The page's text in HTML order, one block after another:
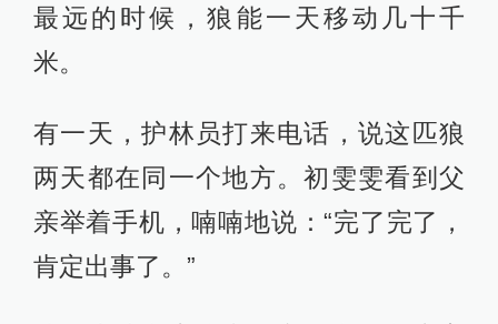
一只健壮的母狼。他们小心翼翼地为
它打了麻醉针，佩戴上定位项圈。那
时，初雯雯的父亲经常开车远远带她
去看这匹狼的踪迹。